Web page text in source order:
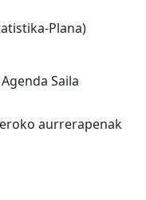
Plana)
Saila
aurrerapenak